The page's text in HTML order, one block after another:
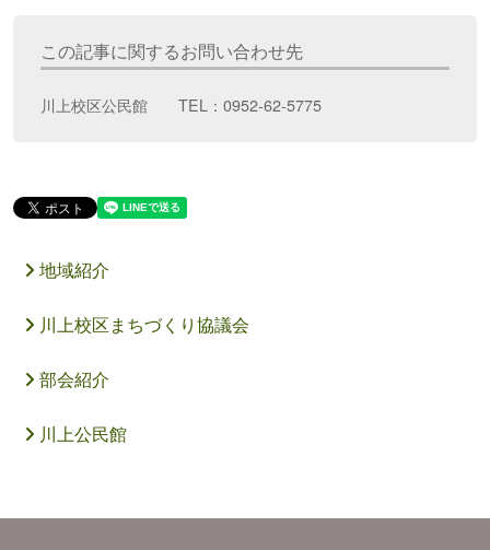
この記事に関するお問い合わせ先
川上校区公民館 TEL：0952-62-5775
地域紹介
川上校区まちづくり協議会
部会紹介
川上公民館